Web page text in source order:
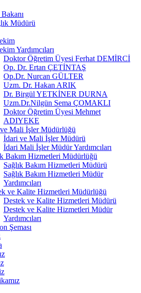
Müdürü
Yardımcıları
Doktor Öğretim Üyesi Ferhat DEMİRCİ
Op. Dr. Ertan ÇETİNTAŞ
Op.Dr. Nurcan GÜLTER
Uzm. Dr. Hakan ARIK
Dr. Birgül YETKİNER DURNA
Uzm.Dr.Nilgün Sema ÇOMAKLI
Doktor Öğretim Üyesi Mehmet
ADIYEKE
Mali İşler Müdürlüğü
İdari ve Mali İşler Müdürü
İdari Mali İşler Müdür Yardımcıları
Bakım Hizmetleri Müdürlüğü
Sağlık Bakım Hizmetleri Müdürü
Sağlık Bakım Hizmetleri Müdür
Yardımcıları
ve Kalite Hizmetleri Müdürlüğü
Destek ve Kalite Hizmetleri Müdürü
Destek ve Kalite Hizmetleri Müdür
Yardımcıları
Şeması